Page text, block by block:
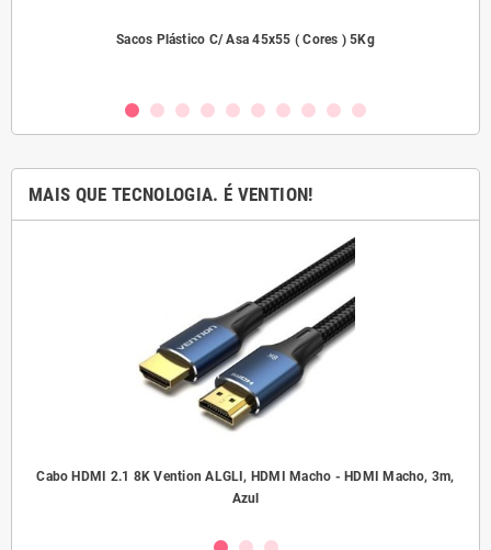
Sacos Plástico C/ Asa 45x55 ( Cores ) 5Kg
MAIS QUE TECNOLOGIA. É VENTION!
Cabo HDMI 2.1 8K Vention ALGLI, HDMI Macho - HDMI Macho, 3m,
Azul